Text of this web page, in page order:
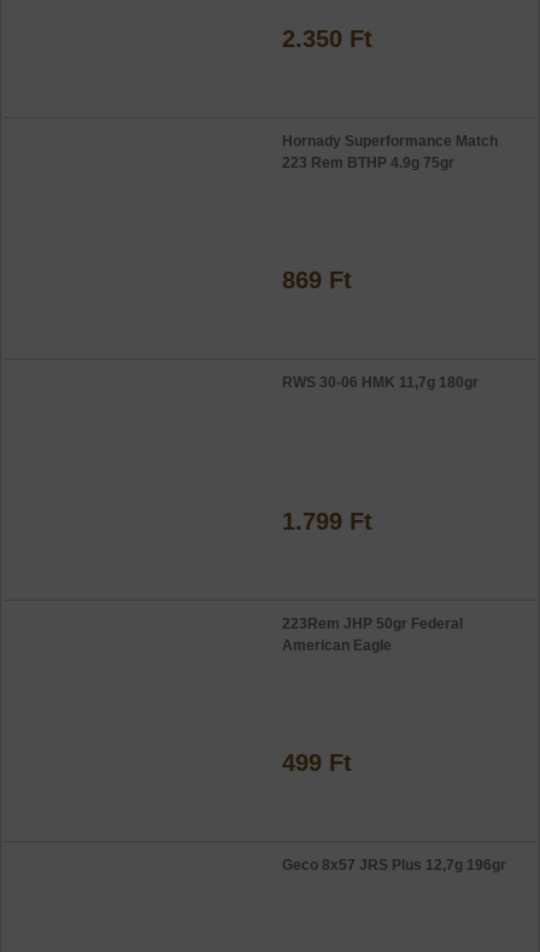
2.350 Ft
Hornady Superformance Match
223 Rem BTHP 4.9g 75gr
869 Ft
RWS 30-06 HMK 11,7g 180gr
1.799 Ft
223Rem JHP 50gr Federal
American Eagle
499 Ft
Geco 8x57 JRS Plus 12,7g 196gr